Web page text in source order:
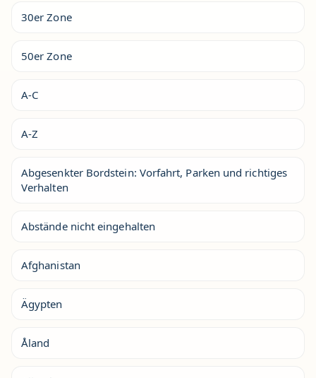
30er Zone
50er Zone
A-C
A-Z
Abgesenkter Bordstein: Vorfahrt, Parken und richtiges
Verhalten
Abstände nicht eingehalten
Afghanistan
Ägypten
Åland